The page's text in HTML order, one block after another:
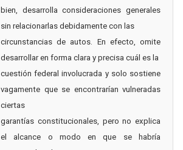
bien, desarrolla consideraciones generales
sin relacionarlas debidamente con las
circunstancias de autos. En efecto, omite
desarrollar en forma clara y precisa cuál es la
cuestión federal involucrada y solo sostiene
vagamente que se encontrarían vulneradas
ciertas
garantías constitucionales, pero no explica
el alcance o modo en que se habría